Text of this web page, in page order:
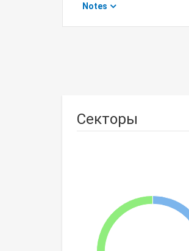
Notes
Секторы